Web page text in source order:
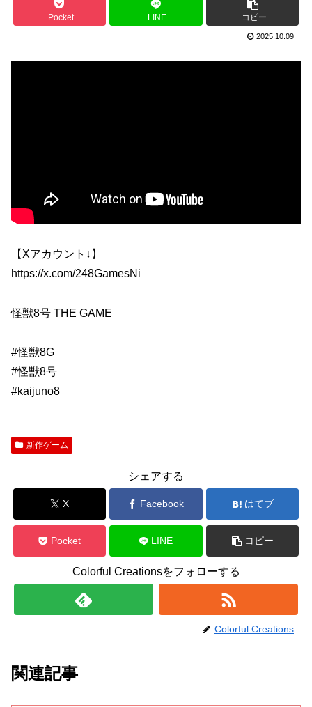
Pocket LINE コピー
2025.10.09
【Xアカウント↓】
https://x.com/248GamesNi
怪獣8号 THE GAME
#怪獣8G
#怪獣8号
#kaijuno8
新作ゲーム
シェアする
X Facebook はてブ
Pocket LINE コピー
Colorful Creationsをフォローする
Colorful Creations
関連記事